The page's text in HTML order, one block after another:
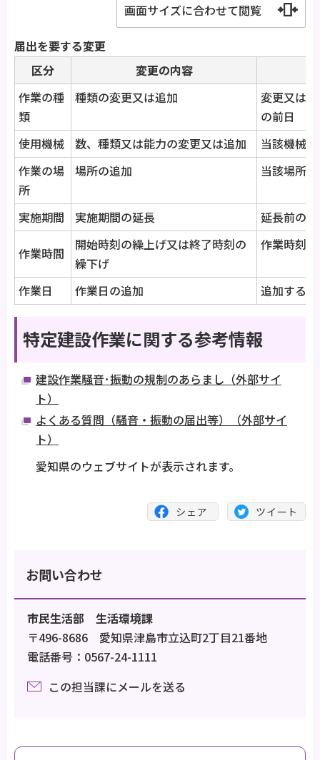
画面サイズに合わせて閲覧
届出を要する変更
区分
変更の内容
作業の種
類
種類の変更又は追加
変更又は
の前日
使用機械
数、種類又は能力の変更又は追加
当該機械
作業の場
所
場所の追加 当該場所
実施期間 実施期間の延長 延長前の
作業時間
開始時刻の繰上げ又は終了時刻の
繰下げ
作業時刻
作業日 作業日の追加 追加する
特定建設作業に関する参考情報
建設作業騒音･振動の規制のあらまし（外部サイ
ト）
よくある質問（騒音・振動の届出等）（外部サイ
ト）
愛知県のウェブサイトが表示されます。
お問い合わせ
市民生活部 生活環境課
〒496-8686 愛知県津島市立込町2丁目21番地
電話番号：0567-24-1111
この担当課にメールを送る